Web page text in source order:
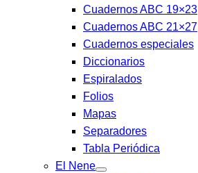
Cuadernos ABC 19×23
Cuadernos ABC 21×27
Cuadernos especiales
Diccionarios
Espiralados
Folios
Mapas
Separadores
Tabla Periódica
El Nene